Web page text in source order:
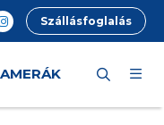
Szállásfoglalás